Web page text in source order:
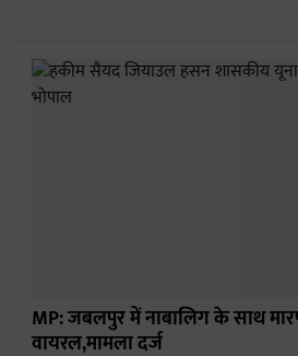
MP: जबलपुर में नाबालिग के साथ
वायरल,मामला दर्ज